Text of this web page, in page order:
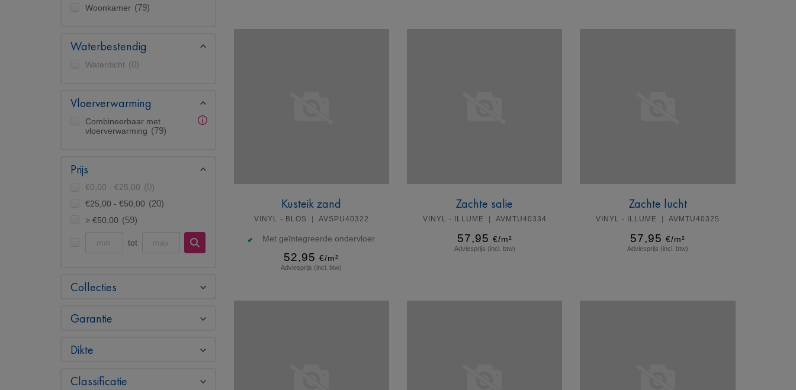
Woonkamer (79)
Waterbestendig
Waterdicht (0)
Vloerverwarming
Combineerbaar met
vloerverwarming (79)
Prijs
€0,00 - €25,00 (0)
€25,00 - €50,00 (20)
> €50,00 (59)
tot
Collecties
Garantie
Dikte
Classificatie
Kusteik zand
VINYL - BLOS AVSPU40322
Met geïntegreerde ondervloer
52,95 €/m²
Adviesprijs (incl. btw)
Zachte salie
VINYL - ILLUME AVMTU40334
57,95 €/m²
Adviesprijs (incl. btw)
Zachte lucht
VINYL - ILLUME AVMTU40325
57,95 €/m²
Adviesprijs (incl. btw)